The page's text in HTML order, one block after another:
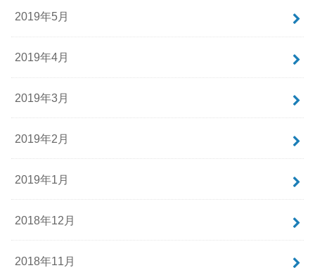
2019年5月
2019年4月
2019年3月
2019年2月
2019年1月
2018年12月
2018年11月